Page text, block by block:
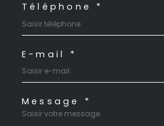
Téléphone *
E-mail *
Message *